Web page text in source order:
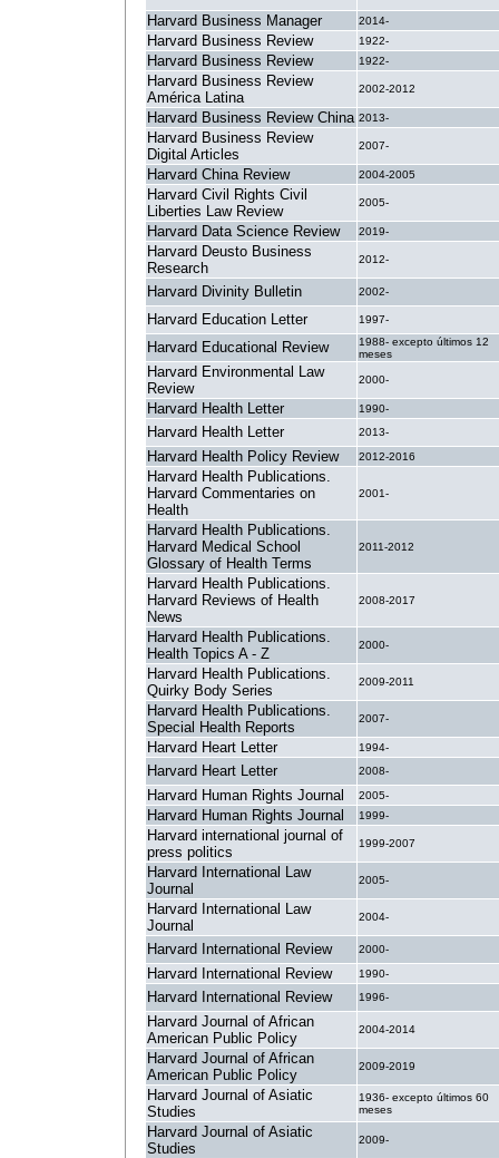
Harvard Business Manager 2014-
Harvard Business Review 1922-
Harvard Business Review 1922-
Harvard Business Review
América Latina
2002-2012
Harvard Business Review China 2013-
Harvard Business Review
Digital Articles
2007-
Harvard China Review 2004-2005
Harvard Civil Rights Civil
Liberties Law Review
2005-
Harvard Data Science Review 2019-
Harvard Deusto Business
Research
2012-
Harvard Divinity Bulletin 2002-
Harvard Education Letter 1997-
Harvard Educational Review
1988- excepto últimos 12
meses
Harvard Environmental Law
Review
2000-
Harvard Health Letter 1990-
Harvard Health Letter 2013-
Harvard Health Policy Review 2012-2016
Harvard Health Publications.
Harvard Commentaries on
Health
2001-
Harvard Health Publications.
Harvard Medical School
Glossary of Health Terms
2011-2012
Harvard Health Publications.
Harvard Reviews of Health
News
2008-2017
Harvard Health Publications.
Health Topics A - Z
2000-
Harvard Health Publications.
Quirky Body Series
2009-2011
Harvard Health Publications.
Special Health Reports
2007-
Harvard Heart Letter 1994-
Harvard Heart Letter 2008-
Harvard Human Rights Journal 2005-
Harvard Human Rights Journal 1999-
Harvard international journal of
press politics
1999-2007
Harvard International Law
Journal
2005-
Harvard International Law
Journal
2004-
Harvard International Review 2000-
Harvard International Review 1990-
Harvard International Review 1996-
Harvard Journal of African
American Public Policy
2004-2014
Harvard Journal of African
American Public Policy
2009-2019
Harvard Journal of Asiatic
Studies
1936- excepto últimos 60
meses
Harvard Journal of Asiatic
Studies
2009-